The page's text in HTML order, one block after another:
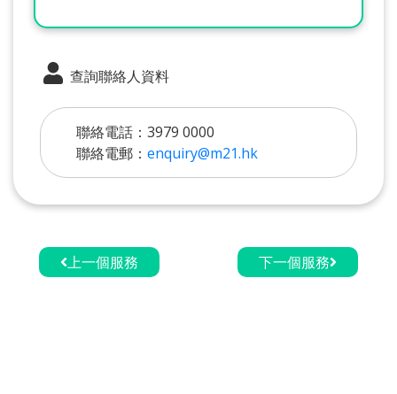
查詢聯絡人資料
聯絡電話：3979 0000
聯絡電郵： enquiry@m21.hk
上一個服務 下一個服務